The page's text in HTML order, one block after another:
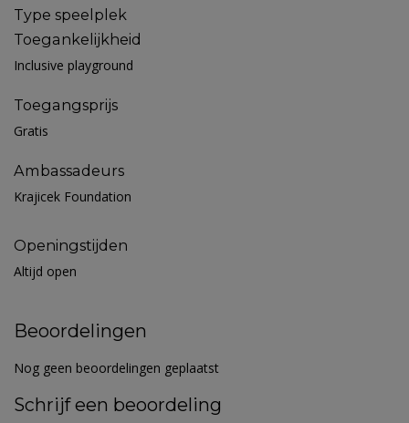
Type speelplek
Toegankelijkheid
Inclusive playground
Toegangsprijs
Gratis
Ambassadeurs
Krajicek Foundation
Openingstijden
Altijd open
Beoordelingen
Nog geen beoordelingen geplaatst
Schrijf een beoordeling